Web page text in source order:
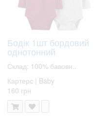
Бодік 1шт бордовий
однотонний
Склад: 100% бавовн..
Картерс | Baby
160 грн